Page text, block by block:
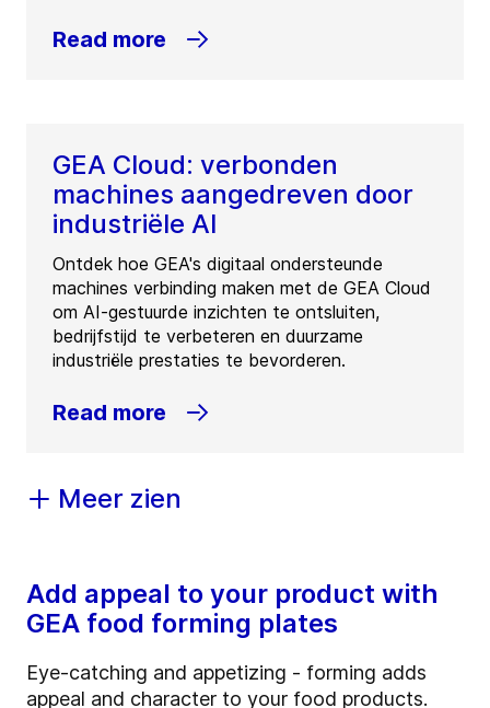
Read more
GEA Cloud: verbonden
machines aangedreven door
industriële AI
Ontdek hoe GEA's digitaal ondersteunde
machines verbinding maken met de GEA Cloud
om AI-gestuurde inzichten te ontsluiten,
bedrijfstijd te verbeteren en duurzame
industriële prestaties te bevorderen.
Read more
Meer zien
Add appeal to your product with
GEA food forming plates
Eye-catching and appetizing - forming adds
appeal and character to your food products.